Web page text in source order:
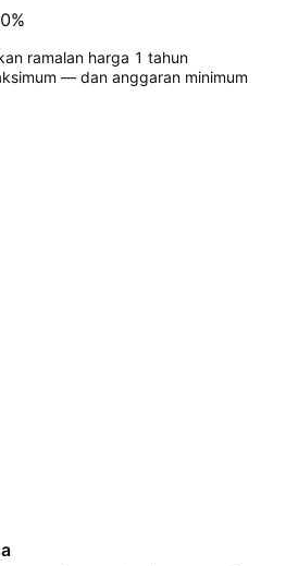
ramalan harga 1 tahun
— dan anggaran minimum